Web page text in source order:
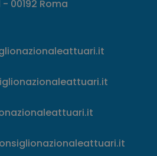
- 00192 Roma